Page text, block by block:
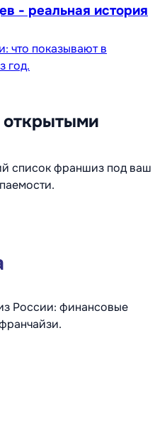
- реальная история
что показывают в
год.
открытыми
список франшиз под ваш
России: финансовые